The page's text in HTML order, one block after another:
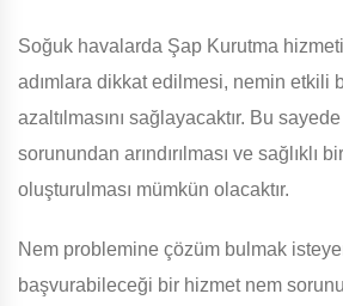
Soğuk havalarda Şap Kurutma
adımlara dikkat edilmesi, nemin etkili
azaltılmasını sağlayacaktır. Bu
sorunundan arındırılması ve sağlıklı
oluşturulması mümkün olacaktır.
Nem problemine çözüm bulmak
başvurabileceği bir hizmet nem